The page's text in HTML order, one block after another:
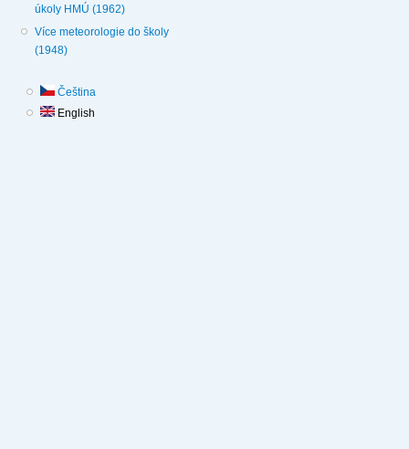
úkoly HMÚ (1962)
Více meteorologie do školy
(1948)
Čeština
English